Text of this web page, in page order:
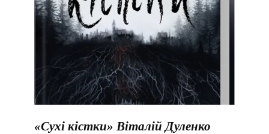
«Сухі кістки» Віталій Дуленко